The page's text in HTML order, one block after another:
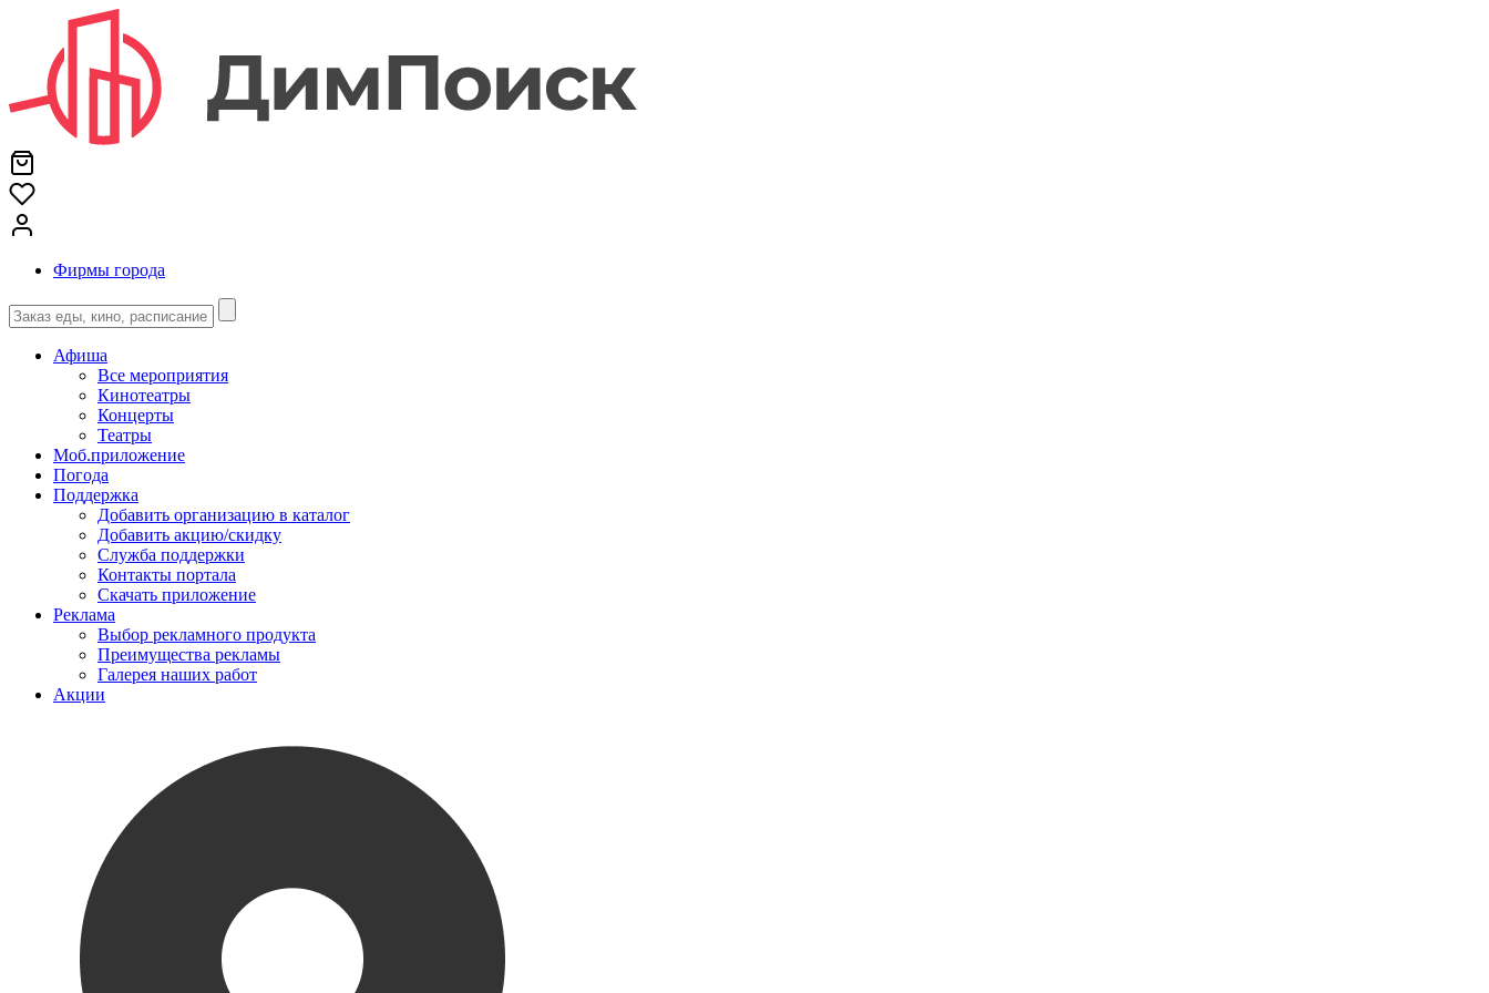
Фирмы города
Афиша
Все мероприятия
Кинотеатры
Концерты
Театры
Моб.приложение
Погода
Поддержка
Добавить организацию в каталог
Добавить акцию/скидку
Служба поддержки
Контакты портала
Скачать приложение
Реклама
Выбор рекламного продукта
Преимущества рекламы
Галерея наших работ
Акции